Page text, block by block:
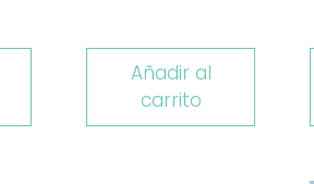
Añadir al
carrito